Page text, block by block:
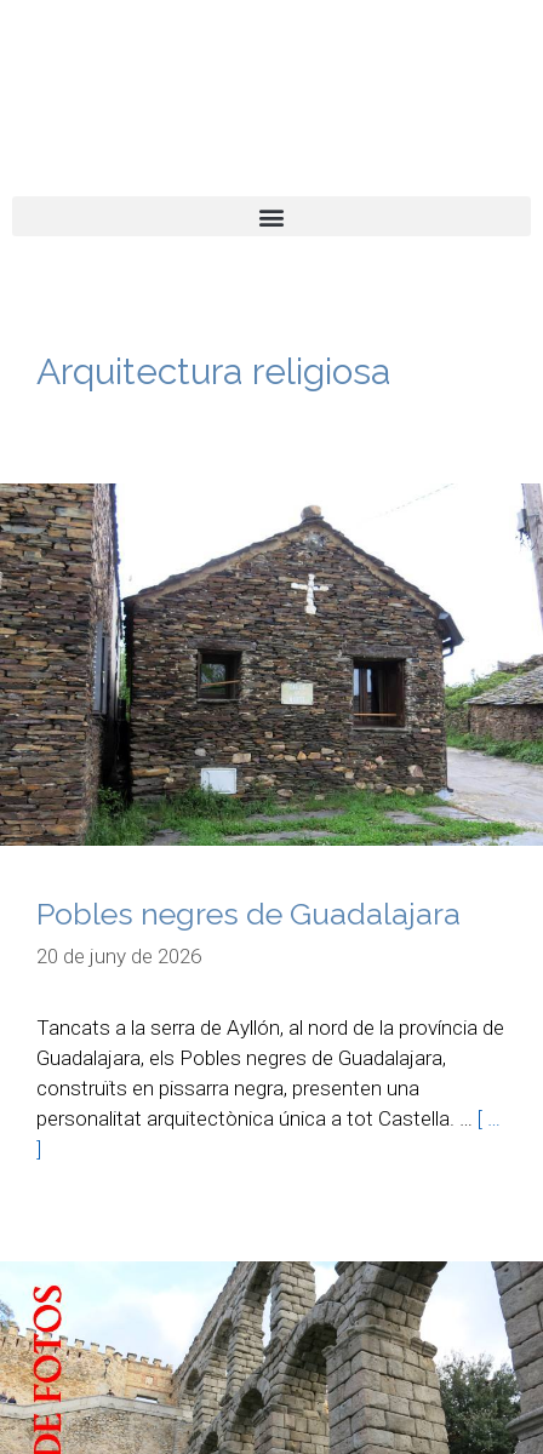
Arquitectura religiosa
Pobles negres de Guadalajara
20 de juny de 2026
Tancats a la serra de Ayllón, al nord de la província de
Guadalajara, els Pobles negres de Guadalajara,
construïts en pissarra negra, presenten una
personalitat arquitectònica única a tot Castella. … [ …
]